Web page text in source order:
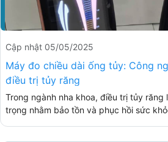
Cập nhật 05/05/2025
Máy đo chiều dài ống tủy: Công
điều trị tủy răng
Trong ngành nha khoa, điều trị tủy răng
trọng nhằm bảo tồn và phục hồi sức